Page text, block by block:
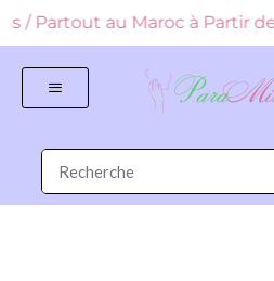
/ Partout au Maroc à Partir